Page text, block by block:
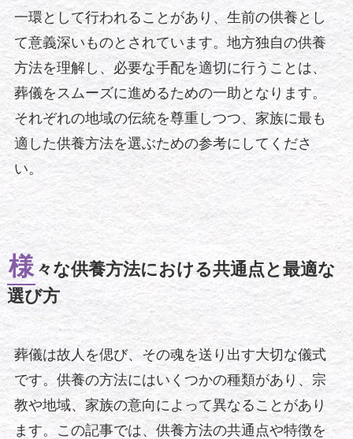
一環として行われることがあり、生前の供養とし
て意義深いものとされています。地方独自の供養
方法を理解し、必要な手配を適切に行うことは、
葬儀をスムーズに進めるための一助となります。
それぞれの地域の伝統を尊重しつつ、家族に最も
適した供養方法を選ぶための参考にしてくださ
い。
様 々な供養方法における共通点と最適な
選び方
葬儀は故人を偲び、その魂を送り出す大切な儀式
です。供養の方法にはいくつかの種類があり、宗
教や地域、家族の意向によって異なることがあり
ます。この記事では、供養方法の共通点や特徴を